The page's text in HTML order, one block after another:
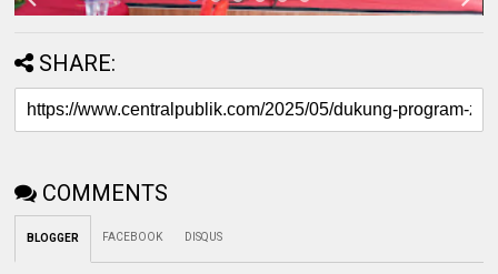
SHARE:
COMMENTS
BLOGGER FACEBOOK DISQUS